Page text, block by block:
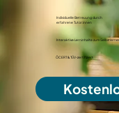
Individuelle Betreuung durch
erfahrene Tutor:innen
Interaktive Lerninhalte zum
ÖCERT & TÜV-zertifiziert